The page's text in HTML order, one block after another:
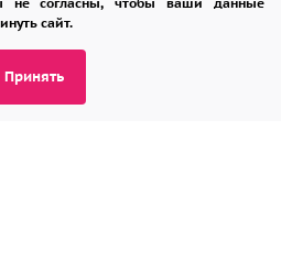
сайт.
Принять
242-37-47